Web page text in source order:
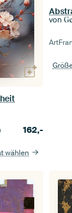
162,-
wählen
von